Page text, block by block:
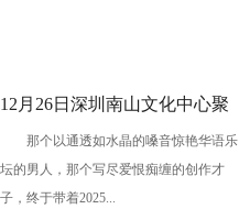
12月26日深圳南山文化中心聚
橙剧院一起聆听最动人
的“熊”式情歌！
那个以通透如水晶的嗓音惊艳华语乐
坛的男人，那个写尽爱恨痴缠的创作才
子，终于带着2025...